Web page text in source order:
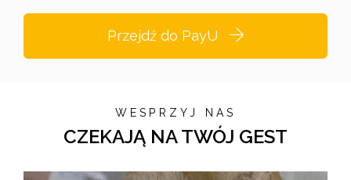
Przejdź do PayU
WESPRZYJ NAS
CZEKAJĄ NA TWÓJ GEST